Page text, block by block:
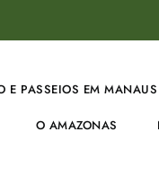
E PASSEIOS EM MANAUS
O AMAZONAS